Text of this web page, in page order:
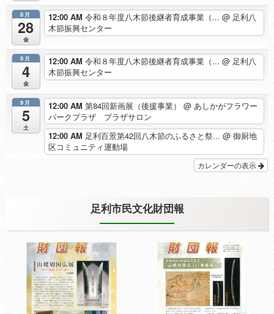
8月
28
金
12:00 AM 令和８年度八木節後継者育成事業（... @ 足利八
木節振興センター
9月
4
金
12:00 AM 令和８年度八木節後継者育成事業（... @ 足利八
木節振興センター
9月
5
土
12:00 AM 第84回新画展（後援事業） @ あしかがフラワー
パークプラザ プラザサロン
12:00 AM 足利百景第42回八木節のふるさと祭... @ 御厨地
区コミュニティ運動場
カレンダーの表示
足利市民文化財団報